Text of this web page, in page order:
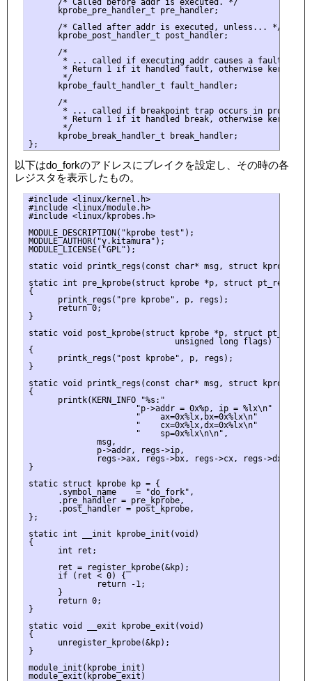
      kprobe_pre_handler_t pre_handler;
      /* Called after addr is executed, unless... */
      kprobe_post_handler_t post_handler;
      /*
* ... called if executing addr causes a fault (eg.
* Return 1 if it handled fault, otherwise kernel
       */
      kprobe_fault_handler_t fault_handler;
      /*
* ... called if breakpoint trap occurs in probe
* Return 1 if it handled break, otherwise kernel
       */
      kprobe_break_handler_t break_handler;
以下はdo_forkのアドレスにブレイクを設定し、その時の各
レジスタを表示したもの。
#include <linux/kernel.h>
#include <linux/module.h>
#include <linux/kprobes.h>
MODULE_DESCRIPTION("kprobe test");
MODULE_AUTHOR("y.kitamura");
MODULE_LICENSE("GPL");
static void printk_regs(const char* msg, struct kprobe
static int pre_kprobe(struct kprobe *p, struct pt_regs
{
      printk_regs("pre kprobe", p, regs);
      return 0;
}
static void post_kprobe(struct kprobe *p, struct pt_regs
                              unsigned long flags)
{
      printk_regs("post kprobe", p, regs);
}
static void printk_regs(const char* msg, struct kprobe
{
      printk(KERN_INFO "%s:"
                      "p->addr = 0x%p, ip = %lx\n"
                      "    ax=0x%lx,bx=0x%lx\n"
                      "    cx=0x%lx,dx=0x%lx\n"
                      "    sp=0x%lx\n\n",
              msg,
              p->addr, regs->ip,
regs->ax, regs->bx, regs->cx, regs->dx,
}
static struct kprobe kp = {
      .symbol_name    = "do_fork",
      .pre_handler = pre_kprobe,
      .post_handler = post_kprobe,
};
static int __init kprobe_init(void)
{
      int ret;
      ret = register_kprobe(&kp);
      if (ret < 0) {
              return -1;
      }
      return 0;
}
static void __exit kprobe_exit(void)
{
      unregister_kprobe(&kp);
}
module_init(kprobe_init)